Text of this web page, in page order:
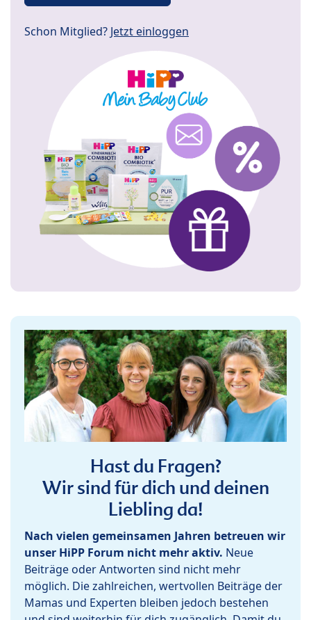
Schon Mitglied? Jetzt einloggen
Hast du Fragen?
Wir sind für dich und deinen
Liebling da!
Nach vielen gemeinsamen Jahren betreuen wir
unser HiPP Forum nicht mehr aktiv. Neue
Beiträge oder Antworten sind nicht mehr
möglich. Die zahlreichen, wertvollen Beiträge der
Mamas und Experten bleiben jedoch bestehen